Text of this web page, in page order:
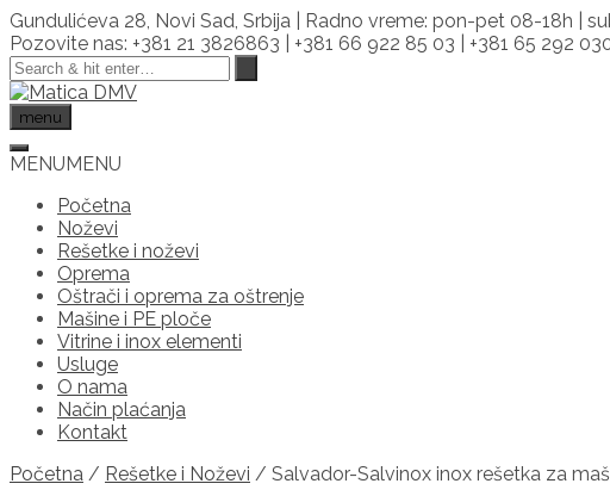
Skip
to
content
Gundulićeva 28, Novi Sad, Srbija | Radno vreme: pon-pet 08-18h |
Pozovite nas: +381 21 3826863 | +381 66 922 85 03 | +381 65 292
menu
MENUMENU
Početna
Noževi
Rešetke i noževi
Oprema
Oštrači i oprema za oštrenje
Mašine i PE ploče
Vitrine i inox elementi
Usluge
O nama
Način plaćanja
Kontakt
Početna / Rešetke i Noževi / Salvador-Salvinox inox rešetka za